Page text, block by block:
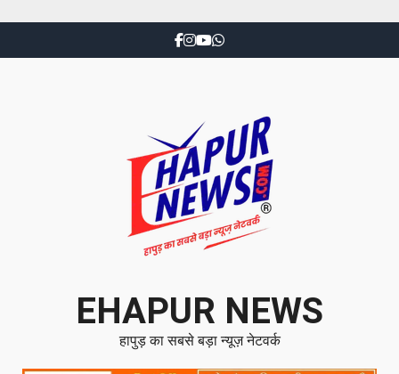
EHAPUR NEWS
हापुड़ का सबसे बड़ा न्यूज़ नेटवर्क